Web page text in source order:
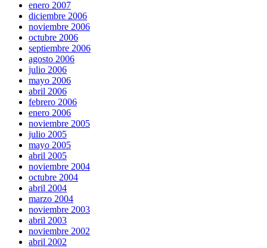
enero 2007
diciembre 2006
noviembre 2006
octubre 2006
septiembre 2006
agosto 2006
julio 2006
mayo 2006
abril 2006
febrero 2006
enero 2006
noviembre 2005
julio 2005
mayo 2005
abril 2005
noviembre 2004
octubre 2004
abril 2004
marzo 2004
noviembre 2003
abril 2003
noviembre 2002
abril 2002